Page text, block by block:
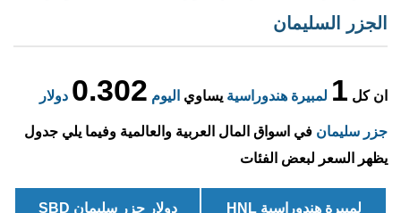
الجزر السليمان
ان كل 1 لمبيرة هندوراسية يساوي اليوم 0.302 دولار
جزر سليمان في اسواق المال العربية والعالمية وفيما يلي جدول
يظهر السعر لبعض الفئات
لمبيرة هندوراسية HNL دولار جزر سليمان SBD